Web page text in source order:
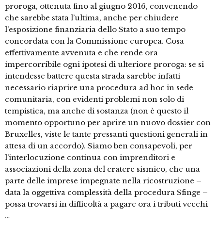
proroga, ottenuta fino al giugno 2016, convenendo
che sarebbe stata l’ultima, anche per chiudere
l’esposizione finanziaria dello Stato a suo tempo
concordata con la Commissione europea. Cosa
effettivamente avvenuta e che rende ora
impercorribile ogni ipotesi di ulteriore proroga: se si
intendesse battere questa strada sarebbe infatti
necessario riaprire una procedura ad hoc in sede
comunitaria, con evidenti problemi non solo di
tempistica, ma anche di sostanza (non è questo il
momento opportuno per aprire un nuovo dossier con
Bruxelles, viste le tante pressanti questioni generali in
attesa di un accordo). Siamo ben consapevoli, per
l’interlocuzione continua con imprenditori e
associazioni della zona del cratere sismico, che una
parte delle imprese impegnate nella ricostruzione –
data la oggettiva complessità della procedura Sfinge –
possa trovarsi in difficoltà a pagare ora i tributi vecchi
…